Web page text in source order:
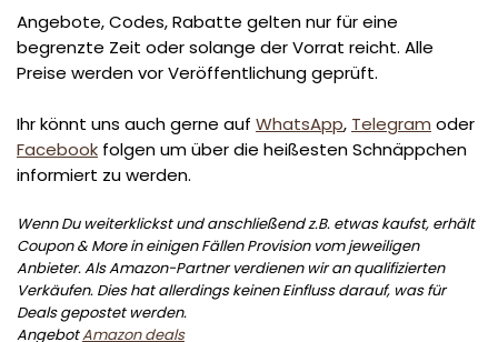
Angebote, Codes, Rabatte gelten nur für eine
begrenzte Zeit oder solange der Vorrat reicht. Alle
Preise werden vor Veröffentlichung geprüft.
Ihr könnt uns auch gerne auf WhatsApp, Telegram oder
Facebook folgen um über die heißesten Schnäppchen
informiert zu werden.
Wenn Du weiterklickst und anschließend z.B. etwas kaufst, erhält
Coupon & More in einigen Fällen Provision vom jeweiligen
Anbieter. Als Amazon-Partner verdienen wir an qualifizierten
Verkäufen. Dies hat allerdings keinen Einfluss darauf, was für
Deals gepostet werden.
AngebotAmazon deals